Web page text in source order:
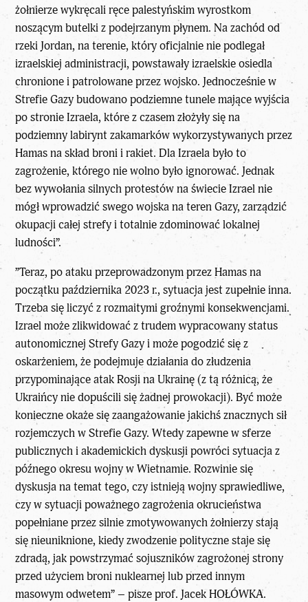
żołnierze wykręcali ręce palestyńskim wyrostkom
noszącym butelki z podejrzanym płynem. Na zachód od
rzeki Jordan, na terenie, który oficjalnie nie podlegał
izraelskiej administracji, powstawały izraelskie osiedla
chronione i patrolowane przez wojsko. Jednocześnie w
Strefie Gazy budowano podziemne tunele mające wyjścia
po stronie Izraela, które z czasem złożyły się na
podziemny labirynt zakamarków wykorzystywanych przez
Hamas na skład broni i rakiet. Dla Izraela było to
zagrożenie, którego nie wolno było ignorować. Jednak
bez wywołania silnych protestów na świecie Izrael nie
mógł wprowadzić swego wojska na teren Gazy, zarządzić
okupacji całej strefy i totalnie zdominować lokalnej
ludności”.
”Teraz, po ataku przeprowadzonym przez Hamas na
początku października 2023 r., sytuacja jest zupełnie inna.
Trzeba się liczyć z rozmaitymi groźnymi konsekwencjami.
Izrael może zlikwidować z trudem wypracowany status
autonomicznej Strefy Gazy i może pogodzić się z
oskarżeniem, że podejmuje działania do złudzenia
przypominające atak Rosji na Ukrainę (z tą różnicą, że
Ukraińcy nie dopuścili się żadnej prowokacji). Być może
konieczne okaże się zaangażowanie jakichś znacznych sił
rozjemczych w Strefie Gazy. Wtedy zapewne w sferze
publicznych i akademickich dyskusji powróci sytuacja z
późnego okresu wojny w Wietnamie. Rozwinie się
dyskusja na temat tego, czy istnieją wojny sprawiedliwe,
czy w sytuacji poważnego zagrożenia okrucieństwa
popełniane przez silnie zmotywowanych żołnierzy stają
się nieuniknione, kiedy zwodzenie polityczne staje się
zdradą, jak powstrzymać sojuszników zagrożonej strony
przed użyciem broni nuklearnej lub przed innym
masowym odwetem” – piszeprof. Jacek HOŁÓWKA.